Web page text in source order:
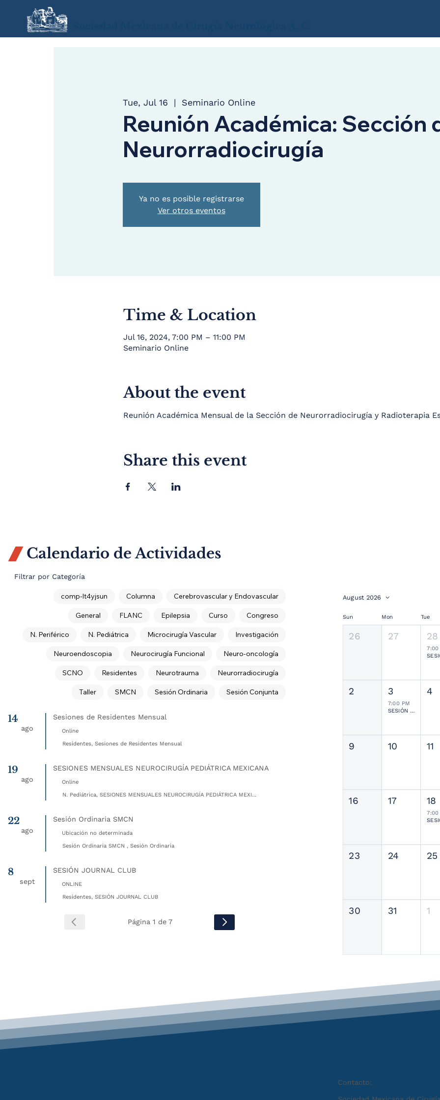
August 2026
Sun Mon Tue
26 27 28
7:00
2 3
7:00 PM
SESIÓN JOURNAL CLUB
4
9 10 11
16 17 18
7:00
23 24 25
30 31 1
Filtrar por Categoría
Cerebrovascular y Endovascular
Columna
comp-lt4yjsun
Congreso
Curso
Epilepsia
FLANC
General
Investigación
Microcirugía Vascular
N. Pediátrica
N. Periférico
Neuro-oncología
Neurocirugía Funcional
Neuroendoscopia
Neurorradiocirugía
Neurotrauma
Residentes
SCNO
Sesión Conjunta
Sesión Ordinaria
SMCN
Taller
14
ago
Sesiones de Residentes Mensual
Online
Residentes, Sesiones de Residentes Mensual
19
ago
SESIONES MENSUALES NEUROCIRUGÍA PEDIÁTRICA MEXICANA
Online
N. Pediátrica, SESIONES MENSUALES NEUROCIRUGÍA PEDIÁTRICA MEXI...
22
ago
Sesión Ordinaria SMCN
Ubicación no determinada
Sesión Ordinaria SMCN , Sesión Ordinaria
8
sept
SESIÓN JOURNAL CLUB
ONLINE
Residentes, SESIÓN JOURNAL CLUB
Página 1 de 7
 Calendario de Actividades
Tue, Jul 16
  |
Seminario Online
Reunión Académica: Sección
Neurorradiocirugía
Ya no es posible registrarse
Ver otros eventos
Time & Location
Jul 16, 2024, 7:00 PM – 11:00 PM
Seminario Online
About the event
Reunión Académica Mensual de la Sección de Neurorradiocirugía y Radioterapia
Share this event
Contacto: